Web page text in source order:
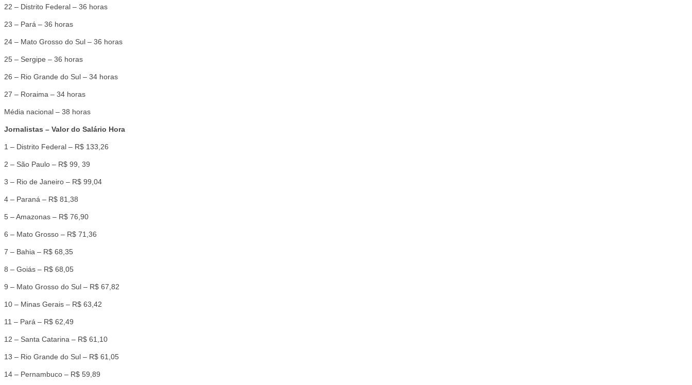
22 – Distrito Federal – 36 horas
23 – Pará – 36 horas
24 – Mato Grosso do Sul – 36 horas
25 – Sergipe – 36 horas
26 – Rio Grande do Sul – 34 horas
27 – Roraima – 34 horas
Média nacional – 38 horas
Jornalistas – Valor do Salário Hora
1 – Distrito Federal – R$ 133,26
2 – São Paulo – R$ 99, 39
3 – Rio de Janeiro – R$ 99,04
4 – Paraná – R$ 81,38
5 – Amazonas – R$ 76,90
6 – Mato Grosso – R$ 71,36
7 – Bahia – R$ 68,35
8 – Goiás – R$ 68,05
9 – Mato Grosso do Sul – R$ 67,82
10 – Minas Gerais – R$ 63,42
11 – Pará – R$ 62,49
12 – Santa Catarina – R$ 61,10
13 – Rio Grande do Sul – R$ 61,05
14 – Pernambuco – R$ 59,89